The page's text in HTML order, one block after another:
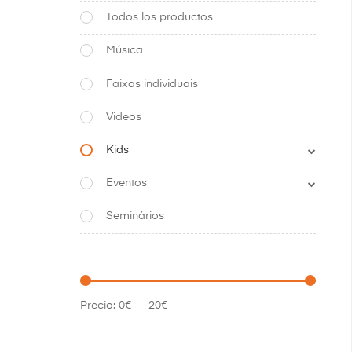
Todos los productos
Música
Faixas individuais
Videos
Kids
Eventos
Seminários
Precio: 0€ — 20€